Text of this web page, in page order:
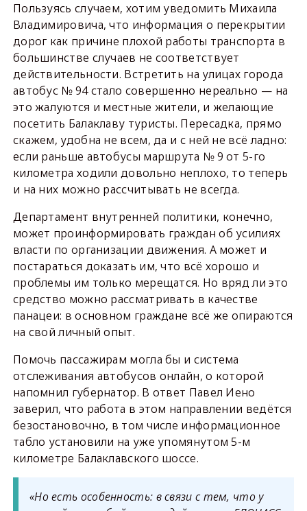
Пользуясь случаем, хотим уведомить Михаила
Владимировича, что информация о перекрытии
дорог как причине плохой работы транспорта в
большинстве случаев не соответствует
действительности. Встретить на улицах города
автобус № 94 стало совершенно нереально — на
это жалуются и местные жители, и желающие
посетить Балаклаву туристы. Пересадка, прямо
скажем, удобна не всем, да и с ней не всё ладно:
если раньше автобусы маршрута № 9 от 5-го
километра ходили довольно неплохо, то теперь
и на них можно рассчитывать не всегда.
Департамент внутренней политики, конечно,
может проинформировать граждан об усилиях
власти по организации движения. А может и
постараться доказать им, что всё хорошо и
проблемы им только мерещатся. Но вряд ли это
средство можно рассматривать в качестве
панацеи: в основном граждане всё же опираются
на свой личный опыт.
Помочь пассажирам могла бы и система
отслеживания автобусов онлайн, о которой
напомнил губернатор. В ответ Павел Иено
заверил, что работа в этом направлении ведётся
безостановочно, в том числе информационное
табло установили на уже упомянутом 5-м
километре Балаклавского шоссе.
«Но есть особенность: в связи с тем, что у